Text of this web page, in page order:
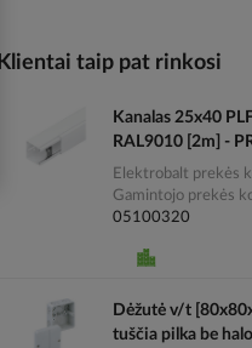
Klientai taip pat rinkosi
Kanalas 25x40
RAL9010 [2m] -
Elektrobalt prekės
Gamintojo prekės
05100320
Dėžutė v/t
tuščia pilka be